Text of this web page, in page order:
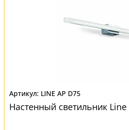
LINE AP D75
Настенный светильник Line